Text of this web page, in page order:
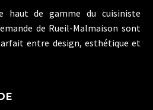
haut de gamme du cuisiniste
de Rueil-Malmaison sont
entre design, esthétique et